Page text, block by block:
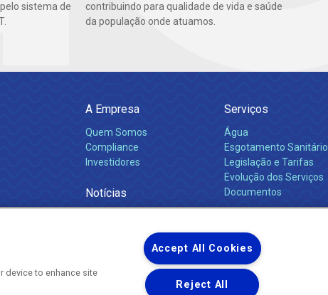
sistema de
contribuindo para qualidade de vida e saúde
da população onde atuamos.
A Empresa
Quem Somos
Compliance
Investidores
Notícias
Serviços
Água
Esgotamento Sanitário
Legislação e Tarifas
Evolução dos Serviços
Documentos
device to enhance site
Accept All Cookies
Reject All